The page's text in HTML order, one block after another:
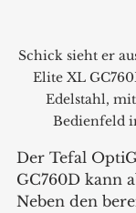
Schick sieht er
Elite XL
Edelstahl,
Bedienfeld
Der Tefal
GC760D kann
Neben den